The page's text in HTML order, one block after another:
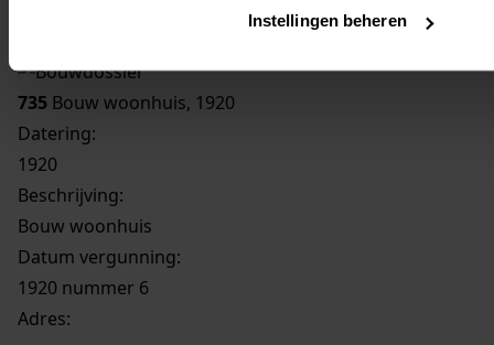
Instellingen beheren
735 Bouw woonhuis, 1920
Datering:
1920
Beschrijving:
Bouw woonhuis
Datum vergunning:
1920 nummer 6
Adres: